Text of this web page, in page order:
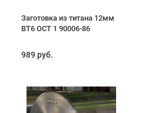
Заготовка из титана 12мм
ВТ6 ОСТ 1 90006-86
989 руб.